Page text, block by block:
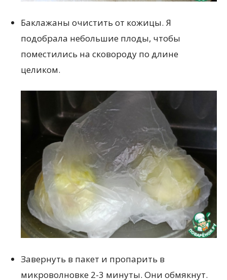
Баклажаны очистить от кожицы. Я
подобрала небольшие плоды, чтобы
поместились на сковороду по длине
целиком.
Завернуть в пакет и пропарить в
микроволновке 2-3 минуты. Они обмякнут.